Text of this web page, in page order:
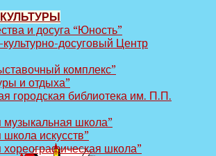
и досуга “Юность”
досуговый Центр
комплекс”
и отдыха”
городская библиотека им. П.П.
школа”
искусств”
школа”